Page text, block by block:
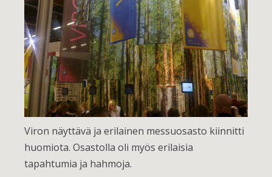
Viron näyttävä ja erilainen messuosasto kiinnitti
huomiota. Osastolla oli myös erilaisia
tapahtumia ja hahmoja.